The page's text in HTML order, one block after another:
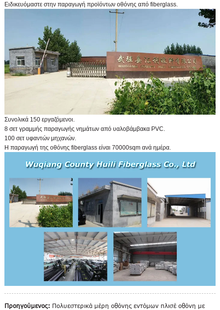
Ειδικευόμαστε στην παραγωγή προϊόντων οθόνης από fiberglass.
Συνολικά 150 εργαζόμενοι.
8 σετ γραμμής παραγωγής νημάτων από υαλοβάμβακα PVC.
100 σετ υφαντών μηχανών.
Η παραγωγή της οθόνης fiberglass είναι 70000sqm ανά ημέρα.
Προηγούμενος: Πολυεστερικά μέρη οθόνης εντόμων πλισέ οθόνη με